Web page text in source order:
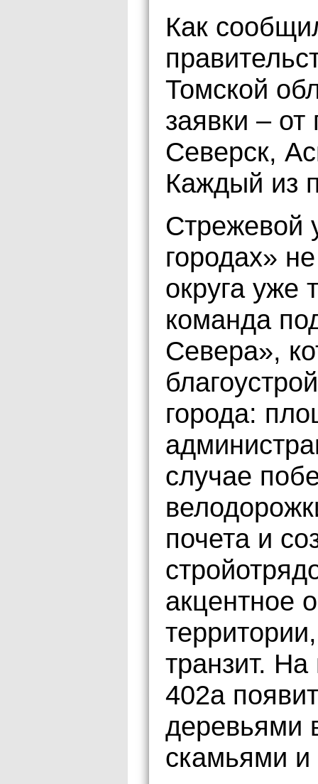
Как
Томской
заявки –
Северск,
Каждый из
Стрежевой
городах»
округа уже
команда
Севера»,
города:
случае
почета и
акцентное
транзит.
402а
деревьями
скамьями